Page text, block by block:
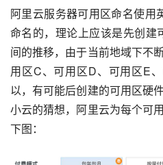
阿里云服务器可用区命名使用
命名的，理论上应该是先创
间的推移，由于当前地域下不
用区C、可用区D、可用区E
以，有可能后创建的可用区硬
小云的猜想，阿里云为每个可
下图：